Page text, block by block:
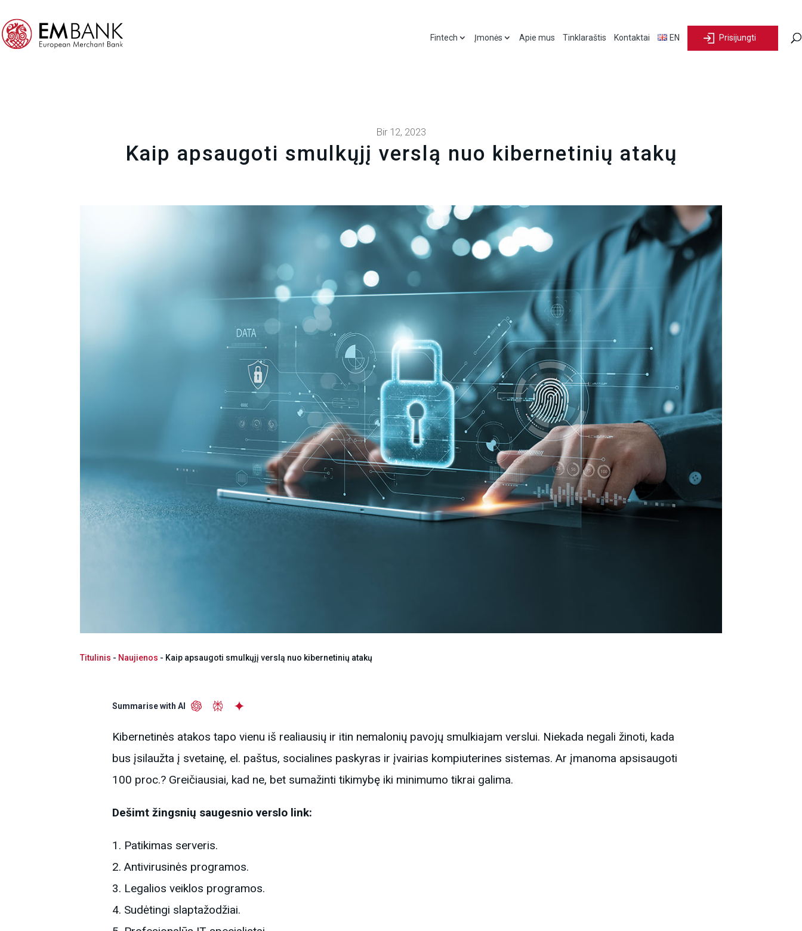
Fintech Įmonės Apie mus Tinklaraštis Kontaktai EN Prisijungti
Bir 12, 2023
Kaip apsaugoti smulkųjį verslą nuo kibernetinių atakų
Titulinis - Naujienos - Kaip apsaugoti smulkųjį verslą nuo kibernetinių atakų
Summarise with AI
Kibernetinės atakos tapo vienu iš realiausių ir itin nemalonių pavojų smulkiajam verslui. Niekada negali žinoti, kada
bus įsilaužta į svetainę, el. paštus, socialines paskyras ir įvairias kompiuterines sistemas. Ar įmanoma apsisaugoti
100 proc.? Greičiausiai, kad ne, bet sumažinti tikimybę iki minimumo tikrai galima.
Dešimt žingsnių saugesnio verslo link:
Patikimas serveris.
Antivirusinės programos.
Legalios veiklos programos.
Sudėtingi slaptažodžiai.